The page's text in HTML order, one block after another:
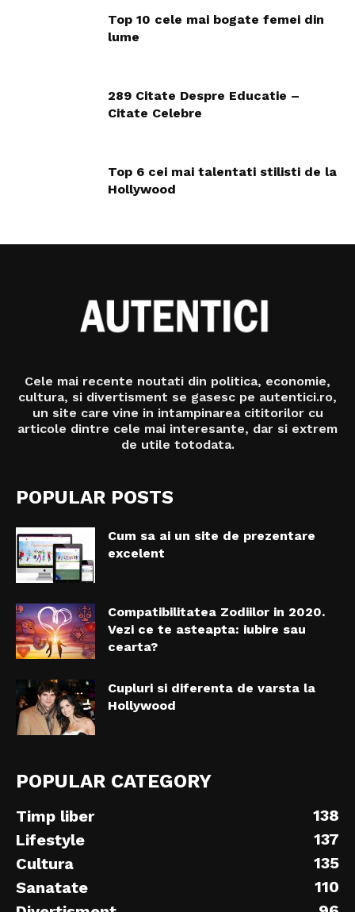
Top 10 cele mai bogate femei din
lume
289 Citate Despre Educatie –
Citate Celebre
Top 6 cei mai talentati stilisti de la
Hollywood
Cele mai recente noutati din politica, economie,
cultura, si divertisment se gasesc pe autentici.ro,
un site care vine in intampinarea cititorilor cu
articole dintre cele mai interesante, dar si extrem
de utile totodata.
POPULAR POSTS
Cum sa ai un site de prezentare
excelent
Compatibilitatea Zodiilor in 2020.
Vezi ce te asteapta: iubire sau
cearta?
Cupluri si diferenta de varsta la
Hollywood
POPULAR CATEGORY
Timp liber
138
Lifestyle
137
Cultura
135
Sanatate
110